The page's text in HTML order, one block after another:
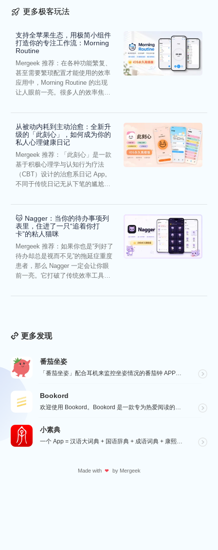
更多极客玩法
支持全苹果生态，用极简小组件
打造你的专注工作流：Morning
Routine
Mergeek 推荐：在各种功能繁复、
甚至需要繁琐配置才能使用的效率
应用中，Morning Routine 的出现
让人眼前一亮。很多人的效率焦
从被动内耗到主动治愈：全新升
级的「此刻心」，如何成为你的
私人心理健康日记
Mergeek 推荐：「此刻心」是一款
基于积极心理学与认知行为疗法
（CBT）设计的治愈系日记 App。
不同于传统日记无从下笔的尴尬，
🐱 Nagger：当你的待办事项列
表里，住进了一只“追着你打
卡”的粘人猫咪
Mergeek 推荐：如果你也是“列好了
待办却总是视而不见”的拖延症重度
患者，那么 Nagger 一定会让你眼
前一亮。它打破了传统效率工具冰
更多发现
番茄坐姿
「番茄坐姿」配合耳机来监控坐姿情况的番茄钟 APP，轻盈的界面，让番茄工作法发挥最大效果，详细也整洁...
Bookord
欢迎使用 Bookord。Bookord 是一款专为热爱阅读的人士设计的应用程序，旨在帮助用户记录每...
小素典
一个 App = 汉语大词典 + 国语辞典 + 成语词典 + 康熙字典 + 说文解字 + 六书通 +...
Made with ❤ by Mergeek